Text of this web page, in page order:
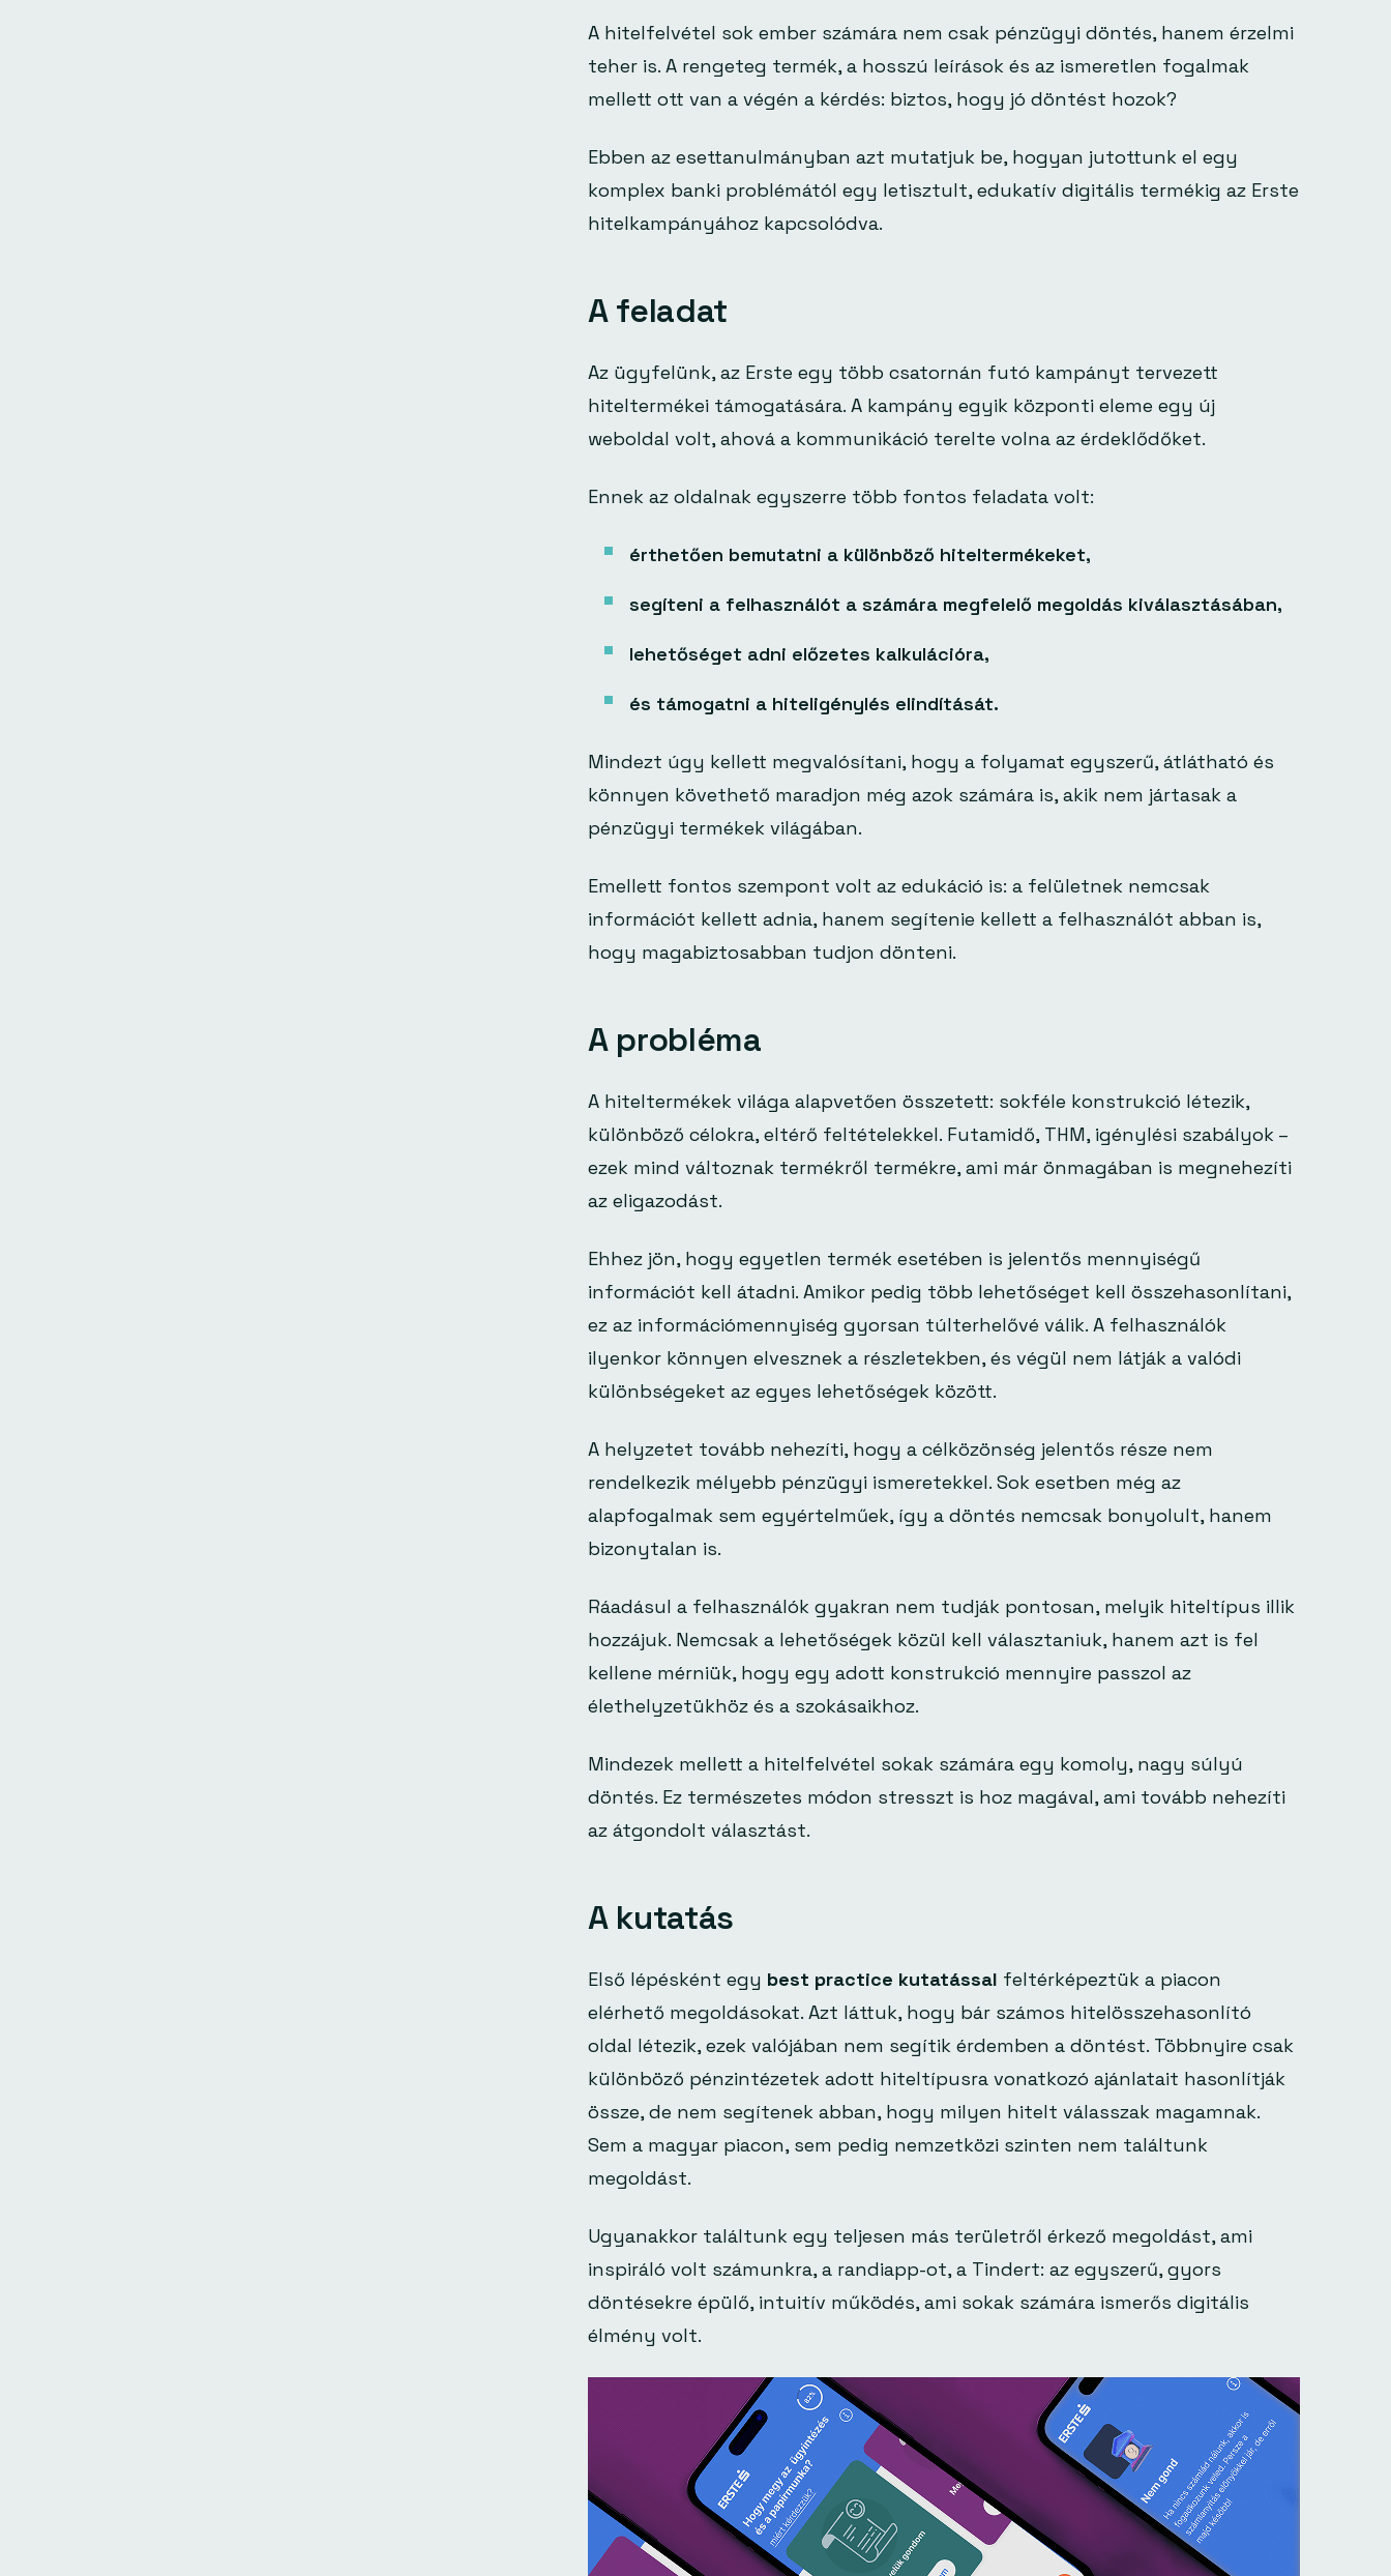
A hitelfelvétel sok ember számára nem csak pénzügyi döntés, hanem érzelmi
teher is. A rengeteg termék, a hosszú leírások és az ismeretlen fogalmak
mellett ott van a végén a kérdés: biztos, hogy jó döntést hozok?
Ebben az esettanulmányban azt mutatjuk be, hogyan jutottunk el egy
komplex banki problémától egy letisztult, edukatív digitális termékig az Erste
hitelkampányához kapcsolódva.
A feladat
Az ügyfelünk, az Erste egy több csatornán futó kampányt tervezett
hiteltermékei támogatására. A kampány egyik központi eleme egy új
weboldal volt, ahová a kommunikáció terelte volna az érdeklődőket.
Ennek az oldalnak egyszerre több fontos feladata volt:
érthetően bemutatni a különböző hiteltermékeket,
segíteni a felhasználót a számára megfelelő megoldás kiválasztásában,
lehetőséget adni előzetes kalkulációra,
és támogatni a hiteligénylés elindítását.
Mindezt úgy kellett megvalósítani, hogy a folyamat egyszerű, átlátható és
könnyen követhető maradjon még azok számára is, akik nem jártasak a
pénzügyi termékek világában.
Emellett fontos szempont volt az edukáció is: a felületnek nemcsak
információt kellett adnia, hanem segítenie kellett a felhasználót abban is,
hogy magabiztosabban tudjon dönteni.
A probléma
A hiteltermékek világa alapvetően összetett: sokféle konstrukció létezik,
különböző célokra, eltérő feltételekkel. Futamidő, THM, igénylési szabályok –
ezek mind változnak termékről termékre, ami már önmagában is megnehezíti
az eligazodást.
Ehhez jön, hogy egyetlen termék esetében is jelentős mennyiségű
információt kell átadni. Amikor pedig több lehetőséget kell összehasonlítani,
ez az információmennyiség gyorsan túlterhelővé válik. A felhasználók
ilyenkor könnyen elvesznek a részletekben, és végül nem látják a valódi
különbségeket az egyes lehetőségek között.
A helyzetet tovább nehezíti, hogy a célközönség jelentős része nem
rendelkezik mélyebb pénzügyi ismeretekkel. Sok esetben még az
alapfogalmak sem egyértelműek, így a döntés nemcsak bonyolult, hanem
bizonytalan is.
Ráadásul a felhasználók gyakran nem tudják pontosan, melyik hiteltípus illik
hozzájuk. Nemcsak a lehetőségek közül kell választaniuk, hanem azt is fel
kellene mérniük, hogy egy adott konstrukció mennyire passzol az
élethelyzetükhöz és a szokásaikhoz.
Mindezek mellett a hitelfelvétel sokak számára egy komoly, nagy súlyú
döntés. Ez természetes módon stresszt is hoz magával, ami tovább nehezíti
az átgondolt választást.
A kutatás
Első lépésként egy best practice kutatással feltérképeztük a piacon
elérhető megoldásokat. Azt láttuk, hogy bár számos hitelösszehasonlító
oldal létezik, ezek valójában nem segítik érdemben a döntést. Többnyire csak
különböző pénzintézetek adott hiteltípusra vonatkozó ajánlatait hasonlítják
össze, de nem segítenek abban, hogy milyen hitelt válasszak magamnak.
Sem a magyar piacon, sem pedig nemzetközi szinten nem találtunk
megoldást.
Ugyanakkor találtunk egy teljesen más területről érkező megoldást, ami
inspiráló volt számunkra, a randiapp-ot, a Tindert: az egyszerű, gyors
döntésekre épülő, intuitív működés, ami sokak számára ismerős digitális
élmény volt.